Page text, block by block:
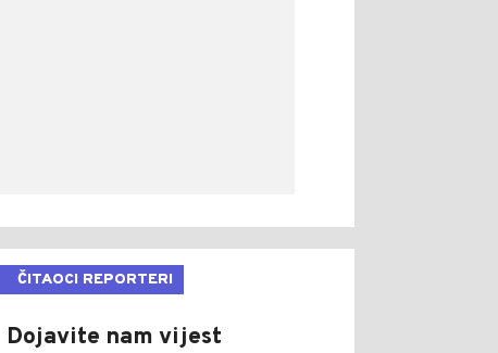
ČITAOCI REPORTERI
Dojavite nam vijest